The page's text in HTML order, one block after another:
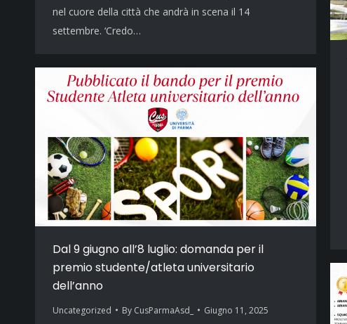
nel cuore della città che andrà in scena il 14
settembre. ‘Credo…
Dal 9 giugno all’8 luglio: domanda per il
premio studente/atleta universitario
dell’anno
Uncategorized By CusParmaAsd_ Giugno 11, 2025